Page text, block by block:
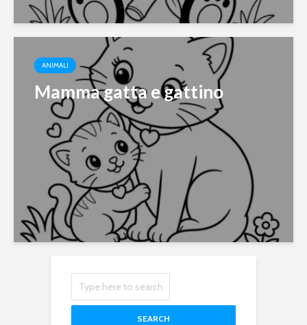
ANIMALI
Mamma gatta e gattino
SEARCH